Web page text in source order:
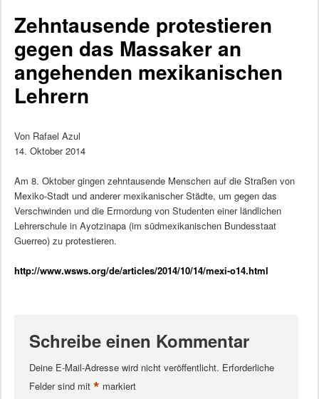
Zehntausende protestieren
gegen das Massaker an
angehenden mexikanischen
Lehrern
Von Rafael Azul
14. Oktober 2014
Am 8. Oktober gingen zehntausende Menschen auf die Straßen von
Mexiko-Stadt und anderer mexikanischer Städte, um gegen das
Verschwinden und die Ermordung von Studenten einer ländlichen
Lehrerschule in Ayotzinapa (im südmexikanischen Bundesstaat
Guerreo) zu protestieren.
http://www.wsws.org/de/articles/2014/10/14/mexi-o14.html
Schreibe einen Kommentar
Deine E-Mail-Adresse wird nicht veröffentlicht. Erforderliche
Felder sind mit * markiert